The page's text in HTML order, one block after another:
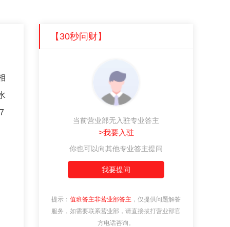
【30秒问财】
当前营业部无入驻专业答主
>我要入驻
你也可以向其他专业答主提问
我要提问
提示： 值班答主非营业部答主 ，仅提供问题解答
服务，如需要联系营业部，请直接拔打营业部官
方电话咨询。